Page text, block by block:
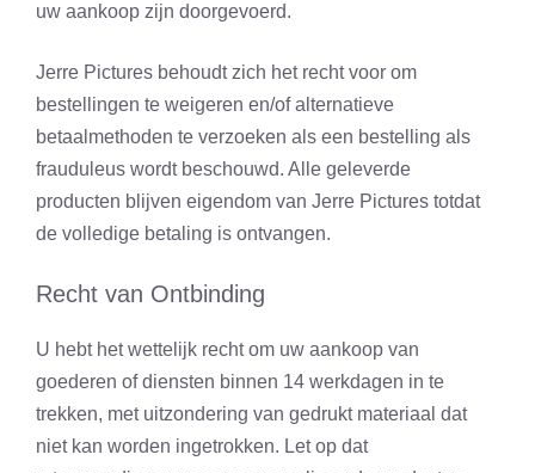
uw aankoop zijn doorgevoerd.
Jerre Pictures behoudt zich het recht voor om
bestellingen te weigeren en/of alternatieve
betaalmethoden te verzoeken als een bestelling als
frauduleus wordt beschouwd. Alle geleverde
producten blijven eigendom van Jerre Pictures totdat
de volledige betaling is ontvangen.
Recht van Ontbinding
U hebt het wettelijk recht om uw aankoop van
goederen of diensten binnen 14 werkdagen in te
trekken, met uitzondering van gedrukt materiaal dat
niet kan worden ingetrokken. Let op dat